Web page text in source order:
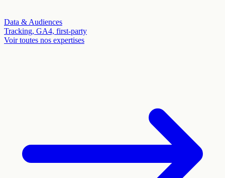
Data & Audiences
Tracking, GA4, first-party
Voir toutes nos expertises